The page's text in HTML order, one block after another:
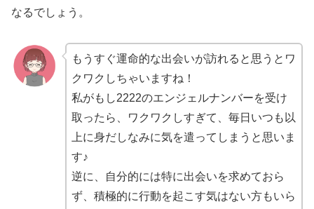
なるでしょう。
もうすぐ運命的な出会いが訪れると思うとワ
クワクしちゃいますね！
私がもし2222のエンジェルナンバーを受け
取ったら、ワクワクしすぎて、毎日いつも以
上に身だしなみに気を遣ってしまうと思いま
す♪
逆に、自分的には特に出会いを求めておら
ず、積極的に行動を起こす気はない方もいら